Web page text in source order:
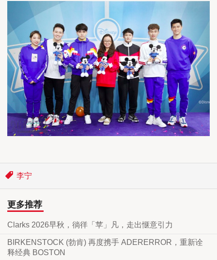
李宁
更多推荐
Clarks 2026早秋，徜徉「苹」凡，走出惬意引力
BIRKENSTOCK (勃肯) 再度携手 ADERERROR，重新诠
释经典 BOSTON